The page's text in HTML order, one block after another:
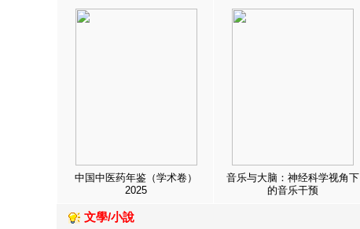
中国中医药年鉴（学术卷）
2025
音乐与大脑：神经科学视角下
的音乐干预
文學/小說